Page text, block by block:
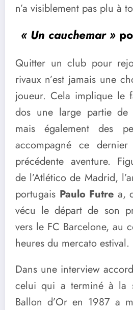
n’a visiblement pas plu à
« Un cauchemar »
Quitter un club pour
rivaux n’est jamais une
joueur. Cela implique le
dos une large partie de
mais également des
accompagné ce
précédente aventure.
de l’Atlético de Madrid,
portugais Paulo Futre a,
vécu le départ de son
vers le FC Barcelone, au
heures du mercato estival.
Dans une interview
celui qui a terminé à la
Ballon d’Or en 1987 a